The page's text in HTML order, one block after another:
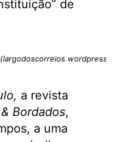
de
a revista
Bordados,
a uma